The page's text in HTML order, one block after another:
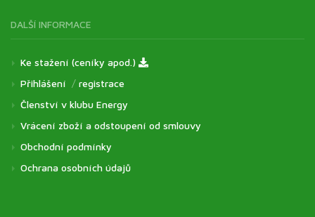
DALŠÍ INFORMACE
Ke stažení (ceníky apod.)
Přihlášení / registrace
Členství v klubu Energy
Vrácení zboží a odstoupení od smlouvy
Obchodní podmínky
Ochrana osobních údajů